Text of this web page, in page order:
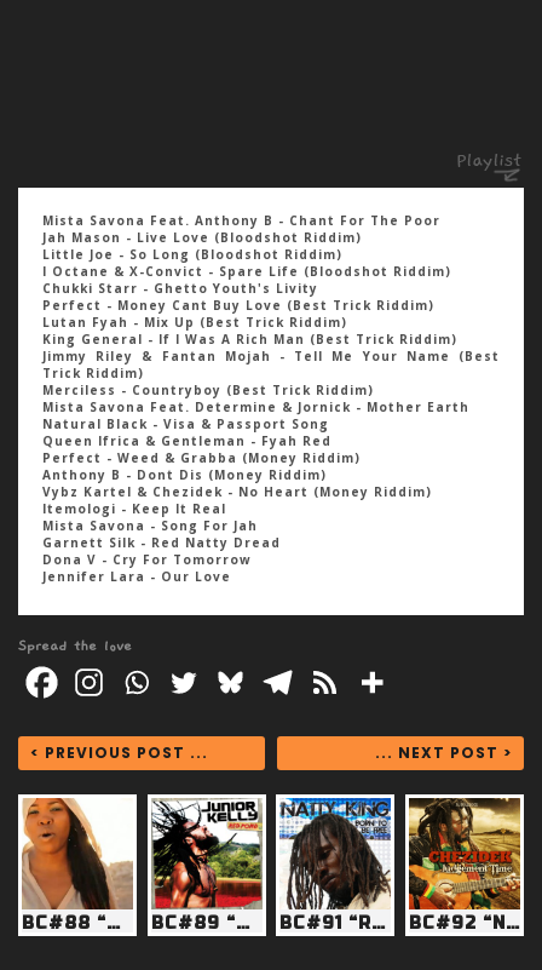
Mista Savona Feat. Anthony B - Chant For The Poor
Jah Mason - Live Love (Bloodshot Riddim)
Little Joe - So Long (Bloodshot Riddim)
I Octane & X-Convict - Spare Life (Bloodshot Riddim)
Chukki Starr - Ghetto Youth's Livity
Perfect - Money Cant Buy Love (Best Trick Riddim)
Lutan Fyah - Mix Up (Best Trick Riddim)
King General - If I Was A Rich Man (Best Trick Riddim)
Jimmy Riley & Fantan Mojah - Tell Me Your Name (Best
Trick Riddim)
Merciless - Countryboy (Best Trick Riddim)
Mista Savona Feat. Determine & Jornick - Mother Earth
Natural Black - Visa & Passport Song
Queen Ifrica & Gentleman - Fyah Red
Perfect - Weed & Grabba (Money Riddim)
Anthony B - Dont Dis (Money Riddim)
Vybz Kartel & Chezidek - No Heart (Money Riddim)
Itemologi - Keep It Real
Mista Savona - Song For Jah
Garnett Silk - Red Natty Dread
Dona V - Cry For Tomorrow
Jennifer Lara - Our Love
Spread the love
< PREVIOUS POST ... ... NEXT POST >
BC#88 “Babylon wrong, Babylon wrong!” BC#89 “Music in my soul” BC#91 “Reggae Can’t Done” BC#92 “Night turn day”